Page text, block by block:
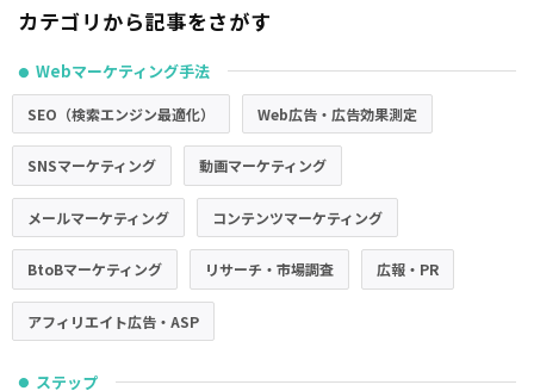
カテゴリから記事をさがす
● Webマーケティング手法
SEO（検索エンジン最適化） Web広告・広告効果測定
SNSマーケティング 動画マーケティング
メールマーケティング コンテンツマーケティング
BtoBマーケティング リサーチ・市場調査 広報・PR
アフィリエイト広告・ASP
● ステップ